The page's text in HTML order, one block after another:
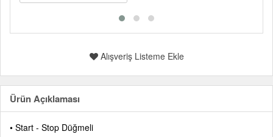
Alışveriş Listeme Ekle
Ürün Açıklaması
• Start - Stop Düğmeli